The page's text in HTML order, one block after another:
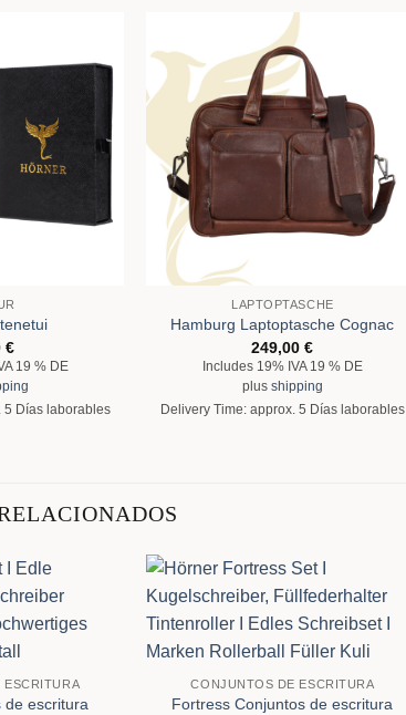
€
19 % DE
5 Días laborables
LAPTOPTASCHE
Hamburg Laptoptasche Cognac
249,00€
Includes 19% IVA 19 % DE
plus shipping
Delivery Time: approx. 5 Días laborables
ESCRITURA
de escritura
CONJUNTOS DE ESCRITURA
Fortress Conjuntos de escritura